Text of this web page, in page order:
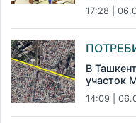
17:28 |
В
участок
14:09 |